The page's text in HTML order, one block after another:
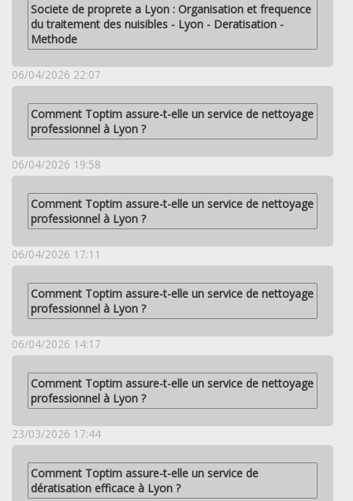
Societe de proprete a Lyon : Organisation et frequence
du traitement des nuisibles - Lyon - Deratisation -
Methode
06/04/2026 22:07
Comment Toptim assure-t-elle un service de nettoyage
professionnel à Lyon ?
06/04/2026 19:58
Comment Toptim assure-t-elle un service de nettoyage
professionnel à Lyon ?
06/04/2026 17:11
Comment Toptim assure-t-elle un service de nettoyage
professionnel à Lyon ?
06/04/2026 14:17
Comment Toptim assure-t-elle un service de nettoyage
professionnel à Lyon ?
23/03/2026 17:44
Comment Toptim assure-t-elle un service de
dératisation efficace à Lyon ?